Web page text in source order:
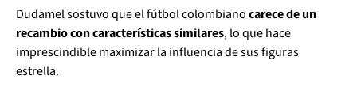
Dudamel sostuvo que el fútbol colombianocarece de un
recambio con características similares, lo que hace
imprescindible maximizar la influencia de sus figuras
estrella.